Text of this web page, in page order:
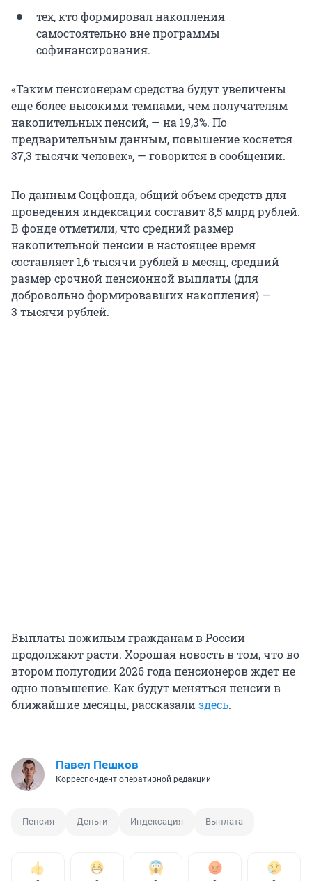
тех, кто формировал накопления
самостоятельно вне программы
софинансирования.
«Таким пенсионерам средства будут увеличены
еще более высокими темпами, чем получателям
накопительных пенсий, — на 19,3%. По
предварительным данным, повышение коснется
37,3 тысячи человек», — говорится в сообщении.
По данным Соцфонда, общий объем средств для
проведения индексации составит 8,5 млрд рублей.
В фонде отметили, что средний размер
накопительной пенсии в настоящее время
составляет 1,6 тысячирублей в месяц, средний
размер срочной пенсионной выплаты (для
добровольно формировавших накопления) —
3 тысячирублей.
Выплаты пожилым гражданам в России
продолжают расти. Хорошая новость в том, что во
втором полугодии 2026 года пенсионеров ждет не
одно повышение. Как будут меняться пенсии в
ближайшие месяцы, рассказализдесь.
Павел Пешков
Корреспондент оперативной редакции
Пенсия Деньги Индексация Выплата